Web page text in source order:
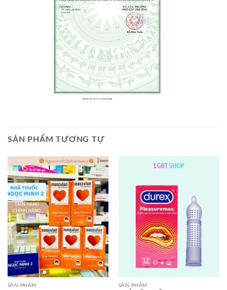
SẢN PHẨM TƯƠNG TỰ
SẢN PHẨM SẢN PHẨM